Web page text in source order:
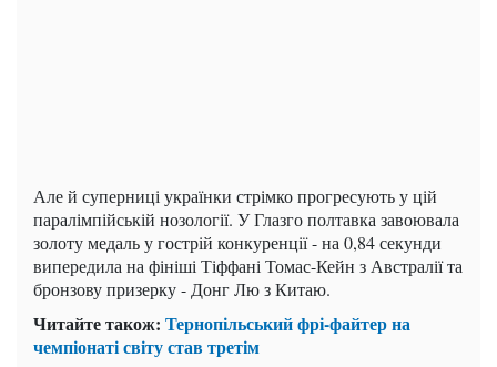
Але й суперниці українки стрімко прогресують у цій
паралімпійській нозології. У Глазго полтавка завоювала
золоту медаль у гострій конкуренції - на 0,84 секунди
випередила на фініші Тіффані Томас-Кейн з Австралії та
бронзову призерку - Донг Лю з Китаю.
Читайте також: Тернопільський фрі-файтер на
чемпіонаті світу став третім